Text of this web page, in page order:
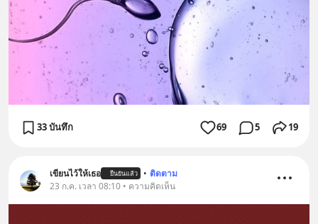
33 บันทึก 69 5 19
เขียนไว้ให้เธอ ยืนยันแล้ว • ติดตาม
23 ก.ค. เวลา 08:10 • ความคิดเห็น